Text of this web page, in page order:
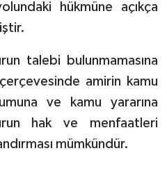
hükmüne açıkça
talebi bulunmamasına
amirin kamu
ve kamu yararına
hak ve menfaatleri
mümkündür.